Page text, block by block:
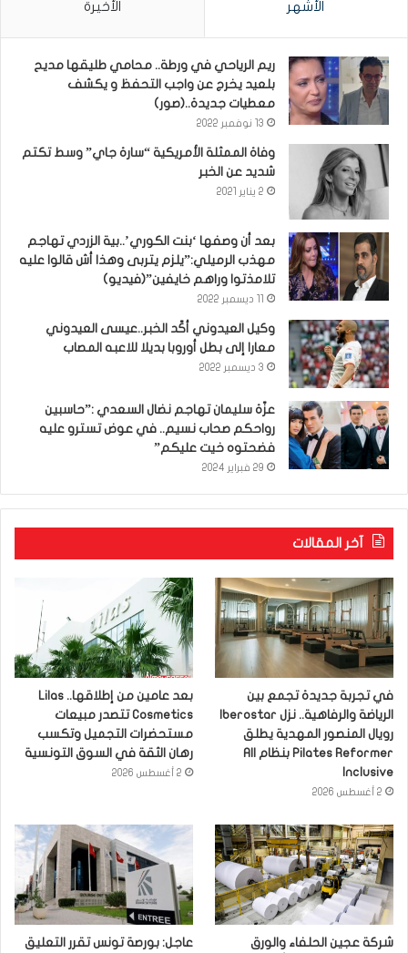
الأشهر الأخيرة
ريم الرياحي في ورطة.. محامي طليقها مديح
بلعيد يخرج عن واجب التحفظ و يكشف
معطيات جديدة..(صور)
13 نوفمبر 2022
وفاة الممثلة الأمريكية “سارة جاي” وسط تكتم
شديد عن الخبر
2 يناير 2021
بعد أن وصفها ‘بنت الكوري’..بية الزردي تهاجم
مهذب الرميلي:”يلزم يتربى وهذا أش قالوا عليه
تلامذتوا وراهم خايفين”(فيديو)
وكيل العيدوني أكّد الخبر..عيسى العيدوني
معارا إلى بطل أوروبا بديلا للاعبه المصاب
3 ديسمبر 2022
عزّة سليمان تهاجم نضال السعدي :”حاسبين
رواحكم صحاب نسيم.. في عوض تسترو عليه
فضحتوه خيت عليكم”
29 فبراير 2024
آخر المقالات
في تجربة جديدة تجمع بين
رويال المنصور المهدية يطلق
Pilates Reformer بنظام All
Inclusive
2 أغسطس 2026
بعد عامين من إطلاقها.. Lilas
Cosmetics تتصدر مبيعات
مستحضرات التجميل وتكسب
رهان الثقة في السوق التونسية
2 أغسطس 2026
شركة عجين الحلفاء والورق عاجل: بورصة تونس تقرر التعليق